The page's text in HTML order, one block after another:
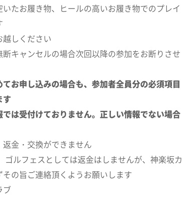
たお履き物、ヒールの高いお履き物でのプレイ
しください
キャンセルの場合次回以降の参加をお断りさせ
お申し込みの場合も、参加者全員分の必須項目
す
では受付けておりません。正しい情報でない場合
金・交換ができません
ルフェスとしては返金はしませんが、神楽坂カ
の旨ご連絡頂くようお願いします
ブ